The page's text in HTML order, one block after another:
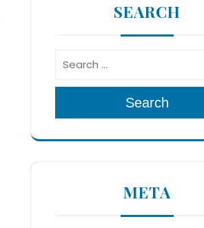
SEARCH
Search
META